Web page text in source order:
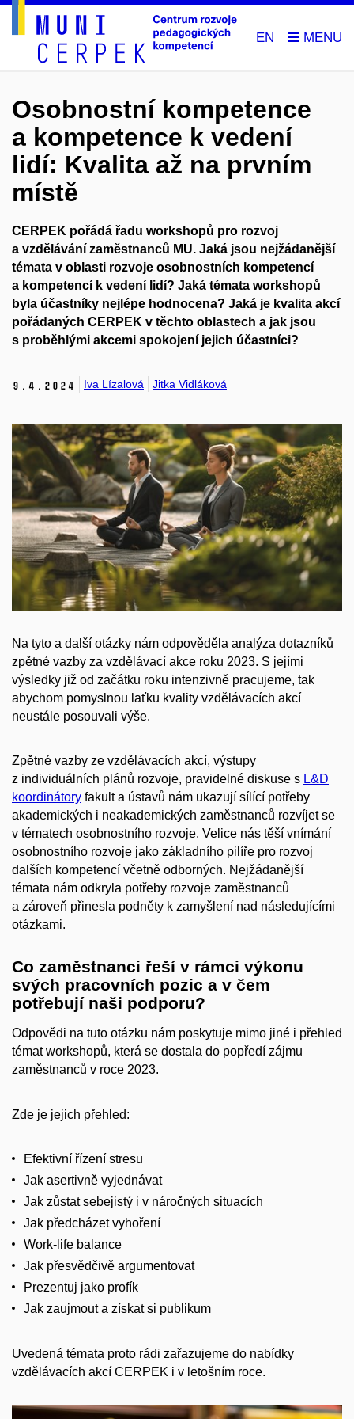
EN
Osobnostní kompetence
a kompetence k vedení
lidí: Kvalita až na prvním
místě
CERPEK pořádá řadu workshopů pro rozvoj
a vzdělávání zaměstnanců MU. Jaká jsou nejžádanější
témata v oblasti rozvoje osobnostních kompetencí
a kompetencí k vedení lidí? Jaká témata workshopů
byla účastníky nejlépe hodnocena? Jaká je kvalita akcí
pořádaných CERPEK v těchto oblastech a jak jsou
s proběhlými akcemi spokojení jejich účastníci?
9. 4. 2024 Iva Lízalová Jitka Vidláková
Na tyto a další otázky nám odpověděla analýza dotazníků
zpětné vazby za vzdělávací akce roku 2023. S jejími
výsledky již od začátku roku intenzivně pracujeme, tak
abychom pomyslnou laťku kvality vzdělávacích akcí
neustále posouvali výše.
Zpětné vazby ze vzdělávacích akcí, výstupy
z individuálních plánů rozvoje, pravidelné diskuse s L&D
koordinátory fakult a ústavů nám ukazují sílící potřeby
akademických i neakademických zaměstnanců rozvíjet se
v tématech osobnostního rozvoje. Velice nás těší vnímání
osobnostního rozvoje jako základního pilíře pro rozvoj
dalších kompetencí včetně odborných. Nejžádanější
témata nám odkryla potřeby rozvoje zaměstnanců
a zároveň přinesla podněty k zamyšlení nad následujícími
otázkami.
Co zaměstnanci řeší v rámci výkonu
svých pracovních pozic a v čem
potřebují naši podporu?
Odpovědi na tuto otázku nám poskytuje mimo jiné i přehled
témat workshopů, která se dostala do popředí zájmu
zaměstnanců v roce 2023.
Zde je jejich přehled:
Efektivní řízení stresu
Jak asertivně vyjednávat
Jak zůstat sebejistý i v náročných situacích
Jak předcházet vyhoření
Work-life balance
Jak přesvědčivě argumentovat
Prezentuj jako profík
Jak zaujmout a získat si publikum
Uvedená témata proto rádi zařazujeme do nabídky
vzdělávacích akcí CERPEK i v letošním roce.